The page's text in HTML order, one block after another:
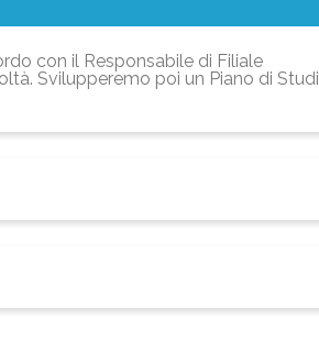
con il Responsabile di Filiale
Svilupperemo poi un Piano di Studi